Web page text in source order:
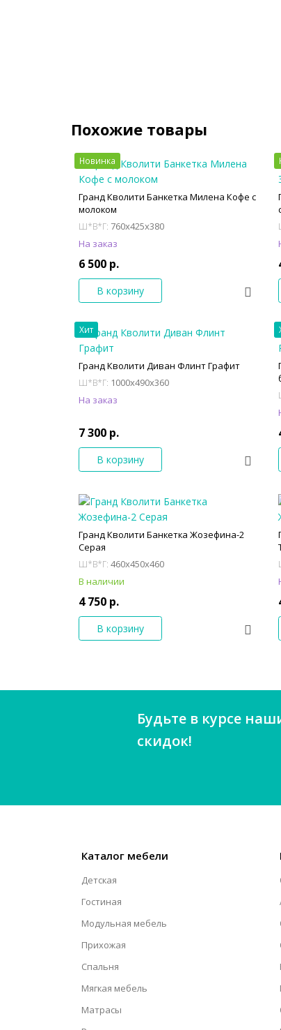
Похожие товары
Новинка
Гранд Кволити Банкетка Милена Кофе с
молоком
Ш*В*Г: 760x425x380
На заказ
6 500 р.
В корзину
Хит
Гранд Кволити Диван Флинт Графит
Ш*В*Г: 1000x490x360
На заказ
7 300 р.
В корзину
Гранд Кволити Банкетка Жозефина-2
Серая
Ш*В*Г: 460x450x460
В наличии
4 750 р.
В корзину
Будьте в курсе
скидок!
Каталог мебели
Детская
Гостиная
Модульная мебель
Прихожая
Спальня
Мягкая мебель
Матрасы